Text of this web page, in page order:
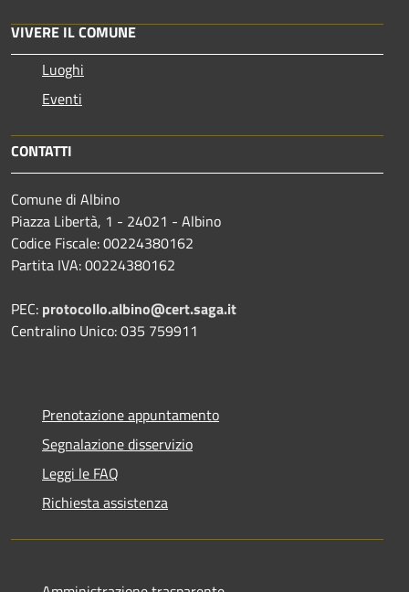
VIVERE IL COMUNE
Luoghi
Eventi
CONTATTI
Comune di Albino
Piazza Libertà, 1 - 24021 - Albino
Codice Fiscale: 00224380162
Partita IVA: 00224380162
PEC: protocollo.albino@cert.saga.it
Centralino Unico: 035 759911
Prenotazione appuntamento
Segnalazione disservizio
Leggi le FAQ
Richiesta assistenza